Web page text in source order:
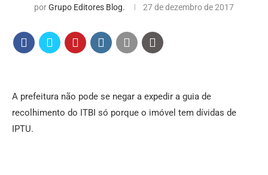
porGrupo Editores Blog. 27 de dezembro de 2017
A prefeitura não pode se negar a expedir a guia de
recolhimento do ITBI só porque o imóvel tem dívidas de
IPTU.